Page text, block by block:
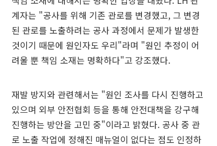
계자는 "공사를 위해 기존 관로를 변경했고, 그 변경
된 관로를 노출하려는 공사 과정에서 문제가 발생한
것이기 때문에 원인자도 우리"라며 "원인 추정이 어
려울 뿐 책임 소재는 명확하다"고 강조했다.
재발 방지와 관련해서는 "원인 조사를 다시 진행하고
있으며 외부 안전협회 등을 통해 안전대책을 강구해
진행하는 방안을 고민 중"이라고 밝혔다. 공사 중 관
로 노출 작업에 정해진 매뉴얼이 없다는 점도 인정하